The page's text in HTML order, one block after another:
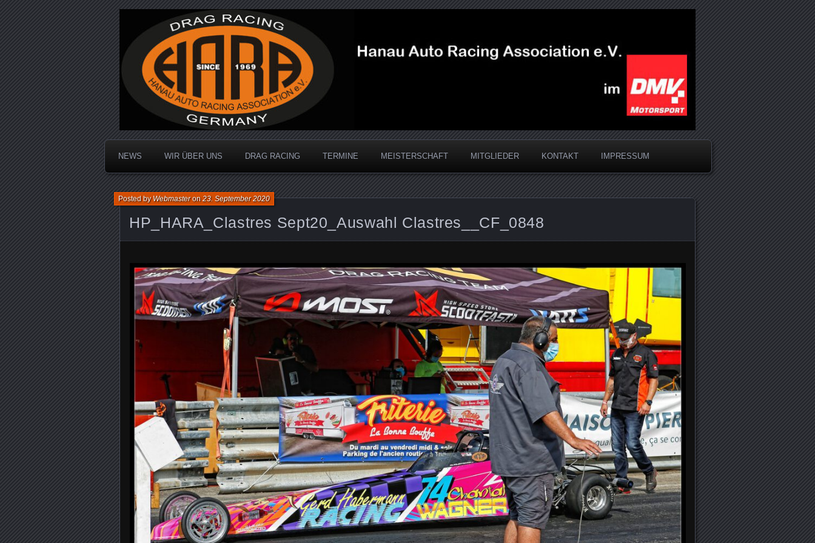
Hanau Auto Racing Association
Dragracing auf der 1/4 Meile
NEWS WIR ÜBER UNS DRAG RACING TERMINE MEISTERSCHAFT MITGLIEDER KONTAKT IMPRESSUM
HP_HARA_Clastres Sept20_Auswahl Clastres__CF_0848
Posted byWebmasteron23. September 2020